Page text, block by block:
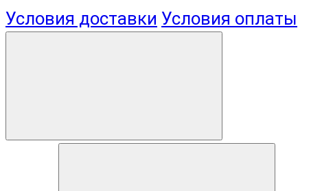
Условия доставки Условия оплаты